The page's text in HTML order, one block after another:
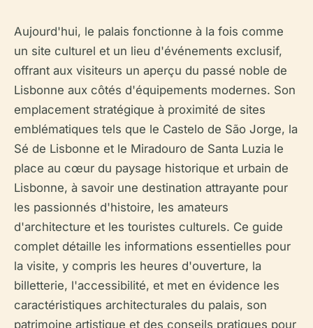
Aujourd'hui, le palais fonctionne à la fois comme
un site culturel et un lieu d'événements exclusif,
offrant aux visiteurs un aperçu du passé noble de
Lisbonne aux côtés d'équipements modernes. Son
emplacement stratégique à proximité de sites
emblématiques tels que le Castelo de São Jorge, la
Sé de Lisbonne et le Miradouro de Santa Luzia le
place au cœur du paysage historique et urbain de
Lisbonne, à savoir une destination attrayante pour
les passionnés d'histoire, les amateurs
d'architecture et les touristes culturels. Ce guide
complet détaille les informations essentielles pour
la visite, y compris les heures d'ouverture, la
billetterie, l'accessibilité, et met en évidence les
caractéristiques architecturales du palais, son
patrimoine artistique et des conseils pratiques pour